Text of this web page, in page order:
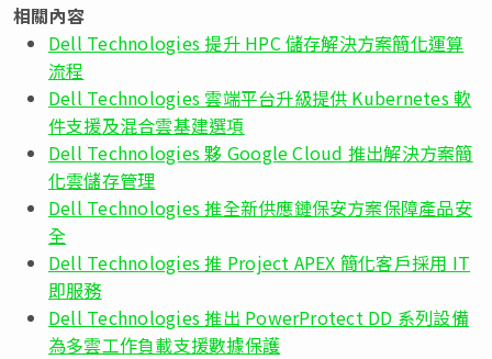
相關內容
Dell Technologies 提升 HPC 儲存解決方案簡化運算
流程
Dell Technologies 雲端平台升級提供 Kubernetes 軟
件支援及混合雲基建選項
Dell Technologies 夥 Google Cloud 推出解決方案簡
化雲儲存管理
Dell Technologies 推全新供應鏈保安方案保障產品安
全
Dell Technologies 推 Project APEX 簡化客戶採用 IT
即服務
Dell Technologies 推出 PowerProtect DD 系列設備
為多雲工作負載支援數據保護